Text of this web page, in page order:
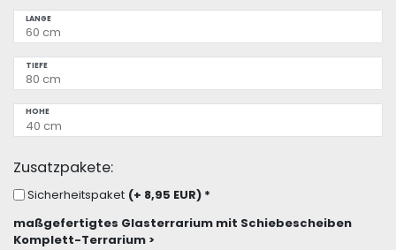
LÄNGE
TIEFE
HÖHE
Zusatzpakete:
Sicherheitspaket (+ 8,95 EUR)*
maßgefertigtes Glasterrarium mit Schiebescheiben
Komplett-Terrarium >